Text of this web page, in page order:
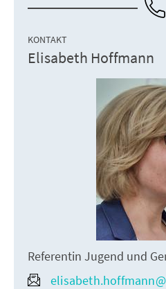
KONTAKT
Elisabeth Hoffmann
Referentin Jugend und